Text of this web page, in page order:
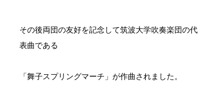
その後両団の友好を記念して筑波大学吹奏楽団の代
表曲である
「舞子スプリングマーチ」が作曲されました。